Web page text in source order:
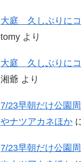
大庭 久しぶりに
tomy より
大庭 久しぶりに
湘爺 より
7/23早朝だけ公園
やナツアカネほか
7/23早朝だけ公園